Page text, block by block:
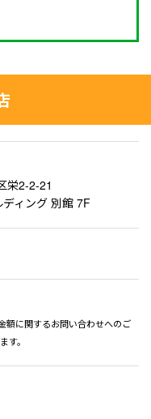
栄2-2-21
ィング 別館 7F
額に関するお問い合わせへのご
す。